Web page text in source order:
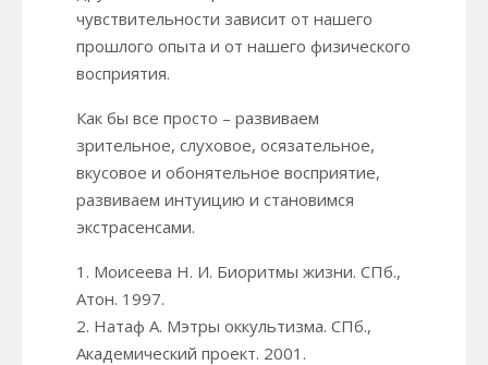
чувствительности зависит от нашего
прошлого опыта и от нашего физического
восприятия.
Как бы все просто – развиваем
зрительное, слуховое, осязательное,
вкусовое и обонятельное восприятие,
развиваем интуицию и становимся
экстрасенсами.
1. Моисеева Н. И. Биоритмы жизни. СПб.,
Атон. 1997.
2. Натаф А. Мэтры оккультизма. СПб.,
Академический проект. 2001.